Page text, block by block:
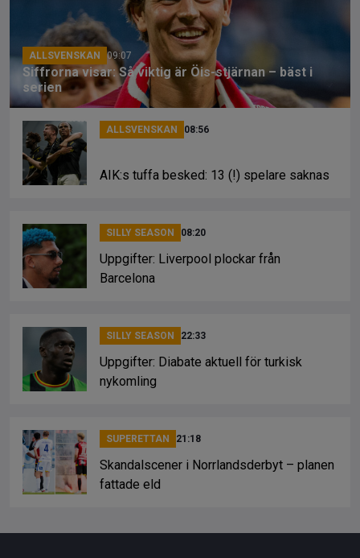
o
k
s
k
ALLSVENSKAN 09:07
Siffrorna visar: Så viktig är Öis-stjärnan – bäst i
serien
ALLSVENSKAN 08:56
AIK:s tuffa besked: 13 (!) spelare saknas
SILLY SEASON 08:20
Uppgifter: Liverpool plockar från
Barcelona
SILLY SEASON 22:33
Uppgifter: Diabate aktuell för turkisk
nykomling
SUPERETTAN 21:18
Skandalscener i Norrlandsderbyt – planen
fattade eld